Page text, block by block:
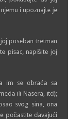
i upoznajte je
poseban tretman
pisac, napišite joj
im se obraća sa
ili Nasera, itd);
svog sina, ona
počastite davajući